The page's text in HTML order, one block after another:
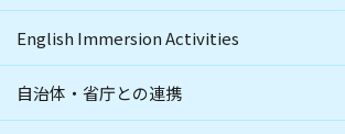
English Immersion Activities
自治体・省庁との連携